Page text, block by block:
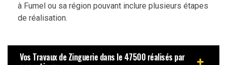
à Fumel ou sa région pouvant inclure plusieurs étapes
de réalisation.
Vos Travaux de Zinguerie dans le 47500 réalisés par